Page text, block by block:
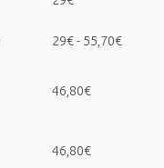
29€ - 55,70€
46,80€
46,80€